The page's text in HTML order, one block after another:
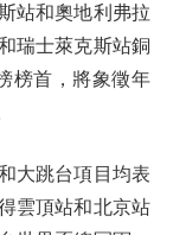
站和奧地利弗拉
瑞士萊克斯站銅
榜首，將象徵年
大跳台項目均表
雲頂站和北京站